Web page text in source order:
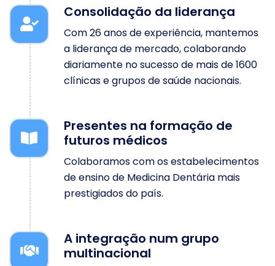
Consolidação da liderança
Com 26 anos de experiência, mantemos
a liderança de mercado, colaborando
diariamente no sucesso de mais de 1600
clínicas e grupos de saúde nacionais.
Presentes na formação de
futuros médicos
Colaboramos com os estabelecimentos
de ensino de Medicina Dentária mais
prestigiados do país.
A integração num grupo
multinacional